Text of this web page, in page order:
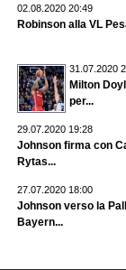
02.08.2020 20:49
Robinson alla VL
31.07.2020
Milton
per...
29.07.2020 19:28
Johnson firma con
Rytas...
27.07.2020 18:00
Johnson verso la
Bayern...